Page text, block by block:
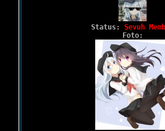
Status:
Sevuh
Foto: